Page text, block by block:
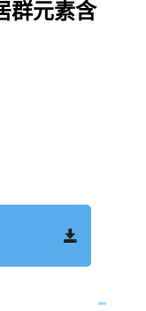
群元素含